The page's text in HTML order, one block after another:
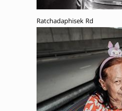
Ratchadaphisek Rd